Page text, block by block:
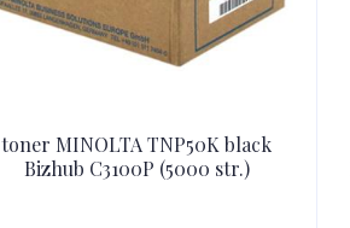
toner MINOLTA TNP50K black
Bizhub C3100P (5000 str.)